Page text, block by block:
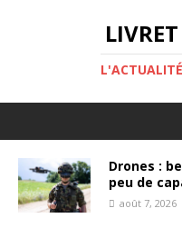
L'ACTUALITÉ
Drones :
peu de
août 7, 2026